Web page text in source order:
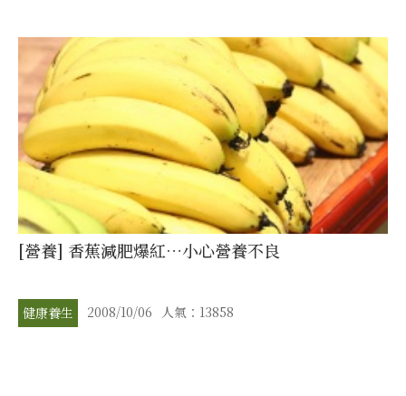
[營養] 香蕉減肥爆紅…小心營養不良
健康養生 2008/10/06 人氣：13858